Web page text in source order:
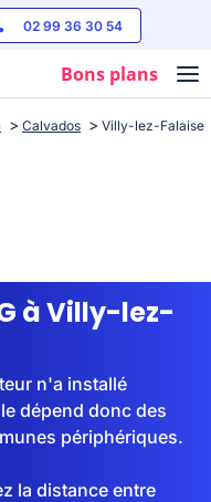
02 99 36 30 54
Bons plans
Calvados Villy-lez-Falaise
à Villy-lez-
n'a installé
dépend donc des
périphériques.
la distance entre